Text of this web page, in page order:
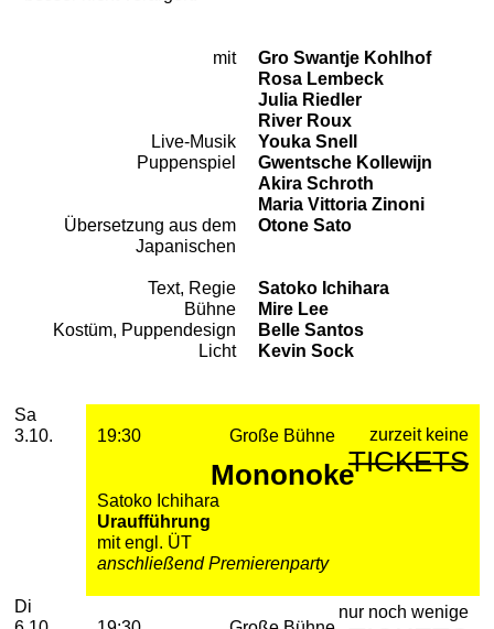
Besetzung
mit
Gro Swantje Kohlhof
Rosa Lembeck
Julia Riedler
River Roux
Live-Musik
Youka Snell
Puppenspiel
Gwentsche Kollewijn
Akira Schroth
Maria Vittoria Zinoni
Übersetzung aus dem
Japanischen
Otone Sato
Team
Text, Regie
Satoko Ichihara
Bühne
Mire Lee
Kostüm, Puppendesign
Belle Santos
Licht
Kevin Sock
Aufführungen
2026
Oktober
Samstag, 03. Oktober 2026
Sa
3.10.
19:30 Große Bühne
Mononoke
Satoko Ichihara
Uraufführung
mit engl. ÜT
anschließend Premierenparty
zurzeit keine
TICKETS
Dienstag, 06. Oktober 2026
Di
nur noch wenige